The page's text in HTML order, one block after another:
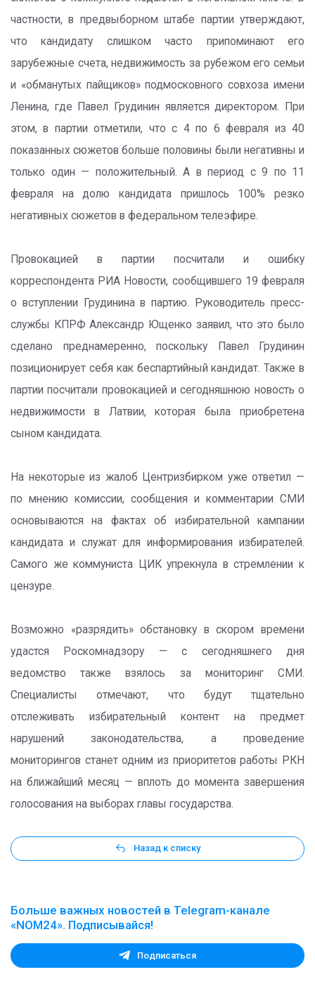
частности, в предвыборном штабе партии утверждают,
что кандидату слишком часто припоминают его
зарубежные счета, недвижимость за рубежом его семьи
и «обманутых пайщиков» подмосковного совхоза имени
Ленина, где Павел Грудинин является директором. При
этом, в партии отметили, что с 4 по 6 февраля из 40
показанных сюжетов больше половины были негативны и
только один — положительный. А в период с 9 по 11
февраля на долю кандидата пришлось 100% резко
негативных сюжетов в федеральном телеэфире.
Провокацией в партии посчитали и ошибку
корреспондента РИА Новости, сообщившего 19 февраля
о вступлении Грудинина в партию. Руководитель пресс-
службы КПРФ Александр Ющенко заявил, что это было
сделано преднамеренно, поскольку Павел Грудинин
позиционирует себя как беспартийный кандидат. Также в
партии посчитали провокацией и сегодняшнюю новость о
недвижимости в Латвии, которая была приобретена
сыном кандидата.
На некоторые из жалоб Центризбирком уже ответил —
по мнению комиссии, сообщения и комментарии СМИ
основываются на фактах об избирательной кампании
кандидата и служат для информирования избирателей.
Самого же коммуниста ЦИК упрекнула в стремлении к
цензуре.
Возможно «разрядить» обстановку в скором времени
удастся Роскомнадзору — с сегодняшнего дня
ведомство также взялось за мониторинг СМИ.
Специалисты отмечают, что будут тщательно
отслеживать избирательный контент на предмет
нарушений законодательства, а проведение
мониторингов станет одним из приоритетов работы РКН
на ближайший месяц — вплоть до момента завершения
голосования на выборах главы государства.
Назад к списку
Больше важных новостей в Telegram-канале
«NOM24». Подписывайся!
Подписаться